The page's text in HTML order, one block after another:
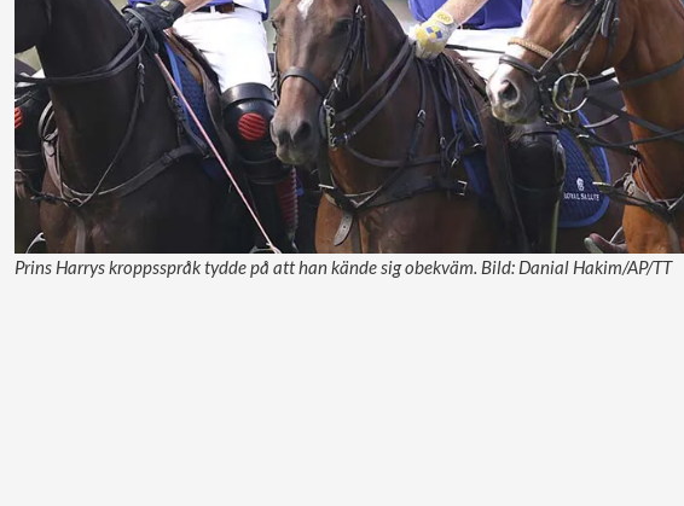
Prins Harrys kroppsspråk tydde på att han kände sig obekväm. Bild: Danial Hakim/AP/TT